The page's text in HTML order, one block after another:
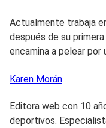
Actualmente trabaja
después de su
encamina a pelear por
Karen Morán
Editora web con 10
deportivos.